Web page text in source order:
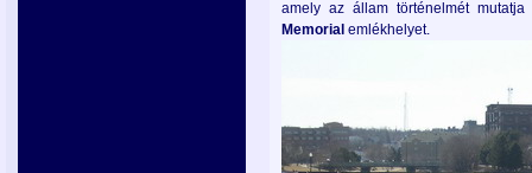
amely az állam történelmét
Memorial emlékhelyet.